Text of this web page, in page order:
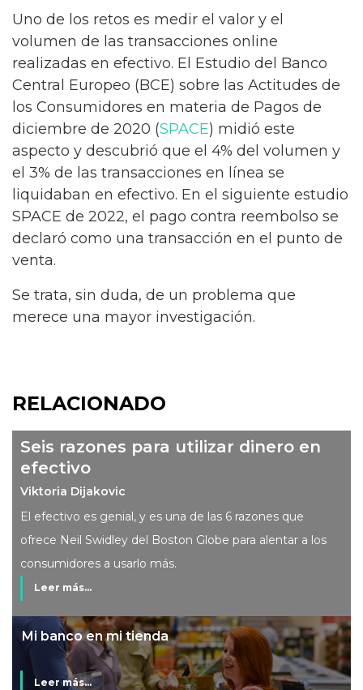
Uno de los retos es medir el valor y el
volumen de las transacciones online
realizadas en efectivo. El Estudio del Banco
Central Europeo (BCE) sobre las Actitudes de
los Consumidores en materia de Pagos de
diciembre de 2020 (SPACE) midió este
aspecto y descubrió que el 4% del volumen y
el 3% de las transacciones en línea se
liquidaban en efectivo. En el siguiente estudio
SPACE de 2022, el pago contra reembolso se
declaró como una transacción en el punto de
venta.
Se trata, sin duda, de un problema que
merece una mayor investigación.
RELACIONADO
Seis razones para utilizar dinero en
efectivo
Viktoria Dijakovic
El efectivo es genial, y es una de las 6 razones que
ofrece Neil Swidley del Boston Globe para alentar a los
consumidores a usarlo más.
Leer más...
Mi banco en mi tienda
Leer más...